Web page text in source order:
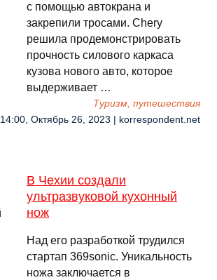
с помощью автокрана и
закрепили тросами. Chery
решила продемонстрировать
прочность силового каркаса
кузова нового авто, которое
выдерживает …
Туризм, путешествия
14:00, Октябрь 26, 2023 | korrespondent.net
В Чехии создали
ультразвуковой кухонный
нож
Над его разработкой трудился
стартап 369sonic. Уникальность
ножа заключается в